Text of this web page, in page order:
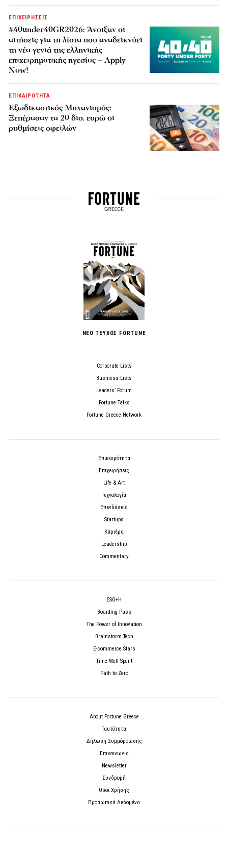
ΕΠΙΧΕΙΡΗΣΕΙΣ
#40under40GR2026: Άνοιξαν οι
αιτήσεις για τη λίστα που αναδεικνύει
τη νέα γενιά της ελληνικής
επιχειρηματικής ηγεσίας – Apply
Now!
ΕΠΙΚΑΙΡΟΤΗΤΑ
Εξωδικαστικός Μηχανισμός:
Ξεπέρασαν τα 20 δισ. ευρώ οι
ρυθμίσεις οφειλών
ΝΕΟ ΤΕΥΧΟΣ FORTUNE
Corporate Lists
Business Lists
Leaders’ Forum
Fortune Talks
Fortune Greece Network
Επικαιρότητα
Επιχειρήσεις
Life & Art
Τεχνολογία
Επενδύσεις
Startups
Καριέρα
Leadership
Commentary
ESG+H
Boarding Pass
The Power of Innovation
Brainstorm Tech
E-commerce Stars
Time Well Spent
Path to Zero
About Fortune Greece
Ταυτότητα
Δήλωση Συμμόρφωσης
Επικοινωνία
Newsletter
Συνδρομή
Όροι Χρήσης
Προσωπικά Δεδομένα